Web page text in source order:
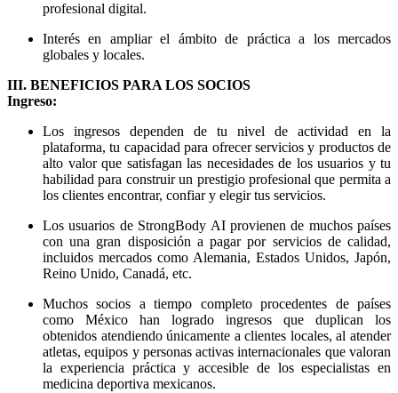
profesional digital.
Interés en ampliar el ámbito de práctica a los mercados
globales y locales.
III. BENEFICIOS PARA LOS SOCIOS
Ingreso:
Los ingresos dependen de tu nivel de actividad en la
plataforma, tu capacidad para ofrecer servicios y productos de
alto valor que satisfagan las necesidades de los usuarios y tu
habilidad para construir un prestigio profesional que permita a
los clientes encontrar, confiar y elegir tus servicios.
Los usuarios de StrongBody AI provienen de muchos países
con una gran disposición a pagar por servicios de calidad,
incluidos mercados como Alemania, Estados Unidos, Japón,
Reino Unido, Canadá, etc.
Muchos socios a tiempo completo procedentes de países
como México han logrado ingresos que duplican los
obtenidos atendiendo únicamente a clientes locales, al atender
atletas, equipos y personas activas internacionales que valoran
la experiencia práctica y accesible de los especialistas en
medicina deportiva mexicanos.